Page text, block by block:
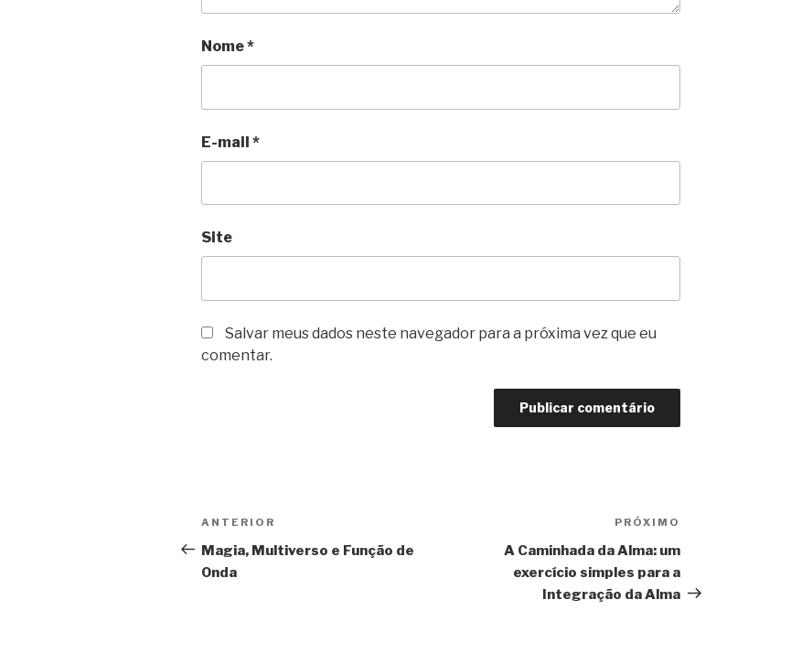
Nome*
E-mail *
Site
Salvar meus dados neste navegador para a próxima vez que eu
comentar.
Navegação
de
Post
Post
anterior
ANTERIOR
Magia, Multiverso e Função de
Onda
post
PRÓXIMO
A Caminhada da Alma: um
exercício simples para a
Integração da Alma